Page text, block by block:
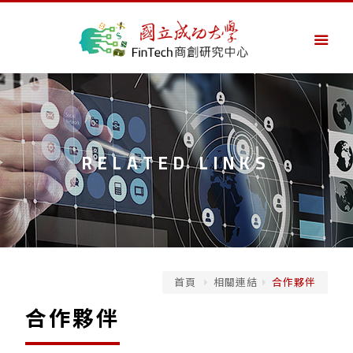
RELATED LINKS
首頁 相關連結 合作夥伴
合作夥伴